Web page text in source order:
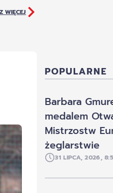
WIĘCEJ
POPULARNE
Barbara
medalem
Mistrzostw
żeglarstwie
31 LIPCA, 2026,